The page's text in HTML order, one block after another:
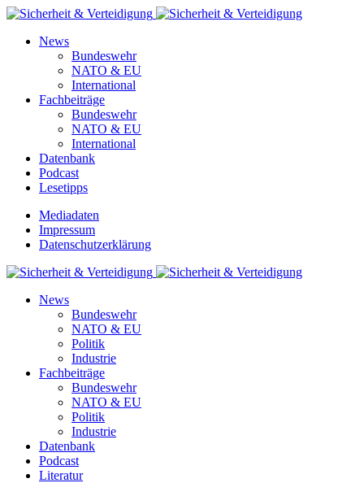
News
Bundeswehr
NATO & EU
International
Fachbeiträge
Bundeswehr
NATO & EU
International
Datenbank
Podcast
Lesetipps
Mediadaten
Impressum
Datenschutzerklärung
News
Bundeswehr
NATO & EU
Politik
Industrie
Fachbeiträge
Bundeswehr
NATO & EU
Politik
Industrie
Datenbank
Podcast
Literatur